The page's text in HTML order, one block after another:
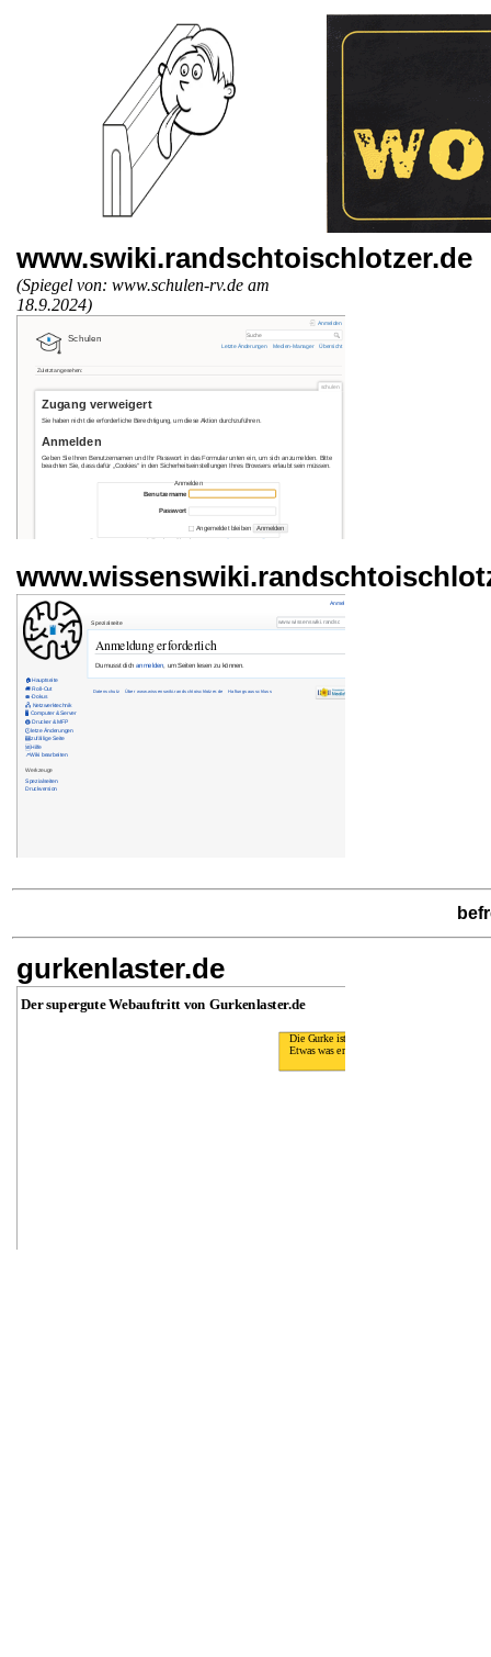
www.swiki.randschtoischlotzer.de
(Spiegel von: www.schulen-rv.de am
18.9.2024)
gurkenlaster.de